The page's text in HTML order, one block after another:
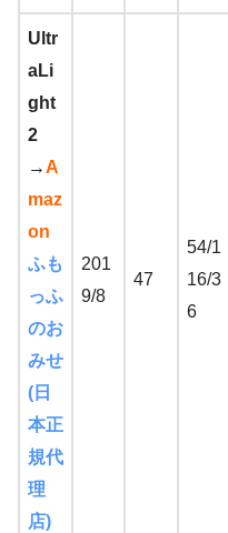
Ultr
aLi
ght
2
→A
maz
on
ふも
っふ
のお
みせ
(日
本正
規代
理
店)
201
9/8
47
54/1
16/3
6